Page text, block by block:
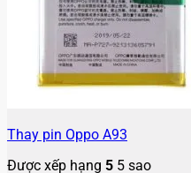
Thay pin Oppo A93
Được xếp hạng 5 5 sao